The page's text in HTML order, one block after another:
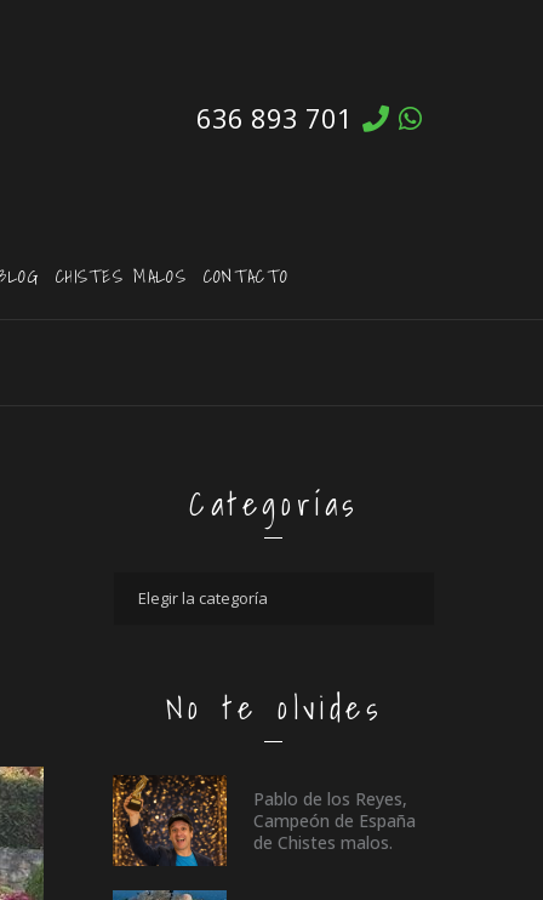
636 893 701
CHISTES MALOS CONTACTO
Categorías
No te olvides
Pablo de los Reyes,
Campeón de España
de Chistes malos.